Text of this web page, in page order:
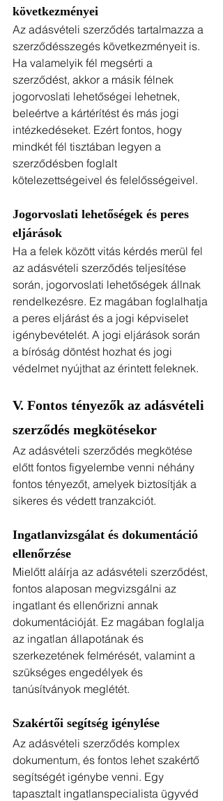
következményei
Az adásvételi szerződés tartalmazza a
szerződésszegés következményeit is.
Ha valamelyik fél megsérti a
szerződést, akkor a másik félnek
jogorvoslati lehetőségei lehetnek,
beleértve a kártérítést és más jogi
intézkedéseket. Ezért fontos, hogy
mindkét fél tisztában legyen a
szerződésben foglalt
kötelezettségeivel és felelősségeivel.
Jogorvoslati lehetőségek és peres
eljárások
Ha a felek között vitás kérdés merül fel
az adásvételi szerződés teljesítése
során, jogorvoslati lehetőségek állnak
rendelkezésre. Ez magában foglalhatja
a peres eljárást és a jogi képviselet
igénybevételét. A jogi eljárások során
a bíróság döntést hozhat és jogi
védelmet nyújthat az érintett feleknek.
V. Fontos tényezők az adásvételi
szerződés megkötésekor
Az adásvételi szerződés megkötése
előtt fontos figyelembe venni néhány
fontos tényezőt, amelyek biztosítják a
sikeres és védett tranzakciót.
Ingatlanvizsgálat és dokumentáció
ellenőrzése
Mielőtt aláírja az adásvételi szerződést,
fontos alaposan megvizsgálni az
ingatlant és ellenőrizni annak
dokumentációját. Ez magában foglalja
az ingatlan állapotának és
szerkezetének felmérését, valamint a
szükséges engedélyek és
tanúsítványok meglétét.
Szakértői segítség igénylése
Az adásvételi szerződés komplex
dokumentum, és fontos lehet szakértő
segítségét igénybe venni. Egy
tapasztalt ingatlanspecialista ügyvéd